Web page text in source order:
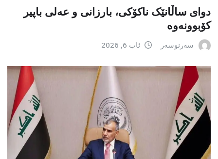
دوای ساڵانێک ناکۆکی، بارزانی و عەلی باپیر
کۆبوونەوە
سەرنوسەر ئاب 6, 2026